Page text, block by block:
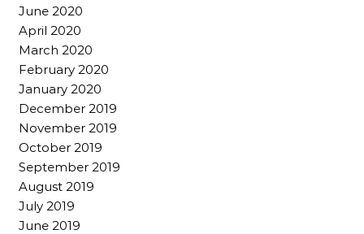
June 2020
April 2020
March 2020
February 2020
January 2020
December 2019
November 2019
October 2019
September 2019
August 2019
July 2019
June 2019